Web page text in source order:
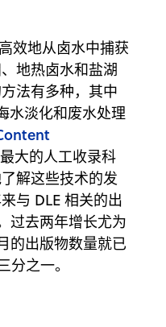
效地从卤水中捕获
地热卤水和盐湖
法有多种，其中
水淡化和废水处理
最大的人工收录科
解这些技术的发
与 DLE 相关的出
过去两年增长尤为
的出版物数量就已
分之一。